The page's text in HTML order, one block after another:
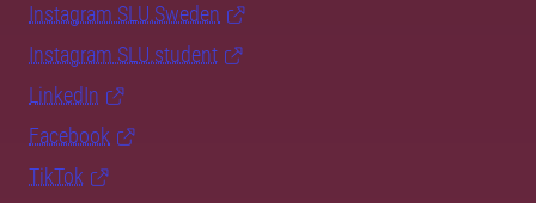
Instagram SLU.Sweden
Instagram SLU.student
LinkedIn
Facebook
TikTok